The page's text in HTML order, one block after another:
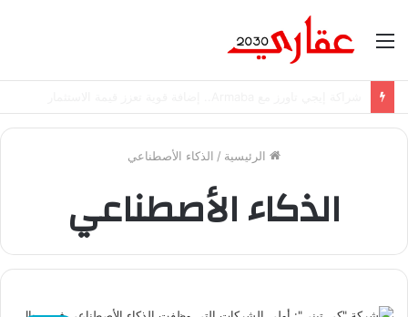
القائمة
الرئيسية / الذكاء الأصطناعي
الذكاء الأصطناعي